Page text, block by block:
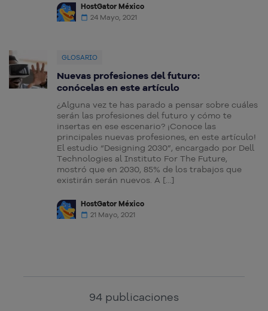
HostGator México
24 Mayo, 2021
GLOSARIO
Nuevas profesiones del futuro:
conócelas en este artículo
¿Alguna vez te has parado a pensar sobre cuáles
serán las profesiones del futuro y cómo te
insertas en ese escenario? ¡Conoce las
principales nuevas profesiones, en este artículo!
El estudio “Designing 2030”, encargado por Dell
Technologies al Instituto For The Future,
mostró que en 2030, 85% de los trabajos que
existirán serán nuevos. A […]
HostGator México
21 Mayo, 2021
94 publicaciones